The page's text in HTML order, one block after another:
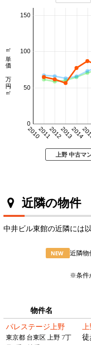
20102011201220132014
0
50
100
150
㎡単価 万円/㎡
上野 中古マ
近隣の物件
中井ビル東館の近隣には
NEW
近隣物
※条件
物件名
パレステージ上野
東京都 台東区 上野 7丁